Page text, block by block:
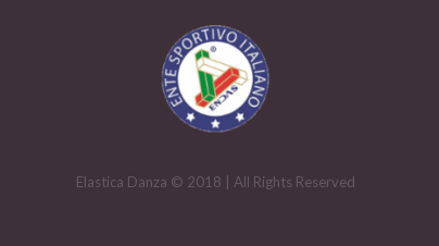
Elastica Danza © 2018 | All Rights Reserved